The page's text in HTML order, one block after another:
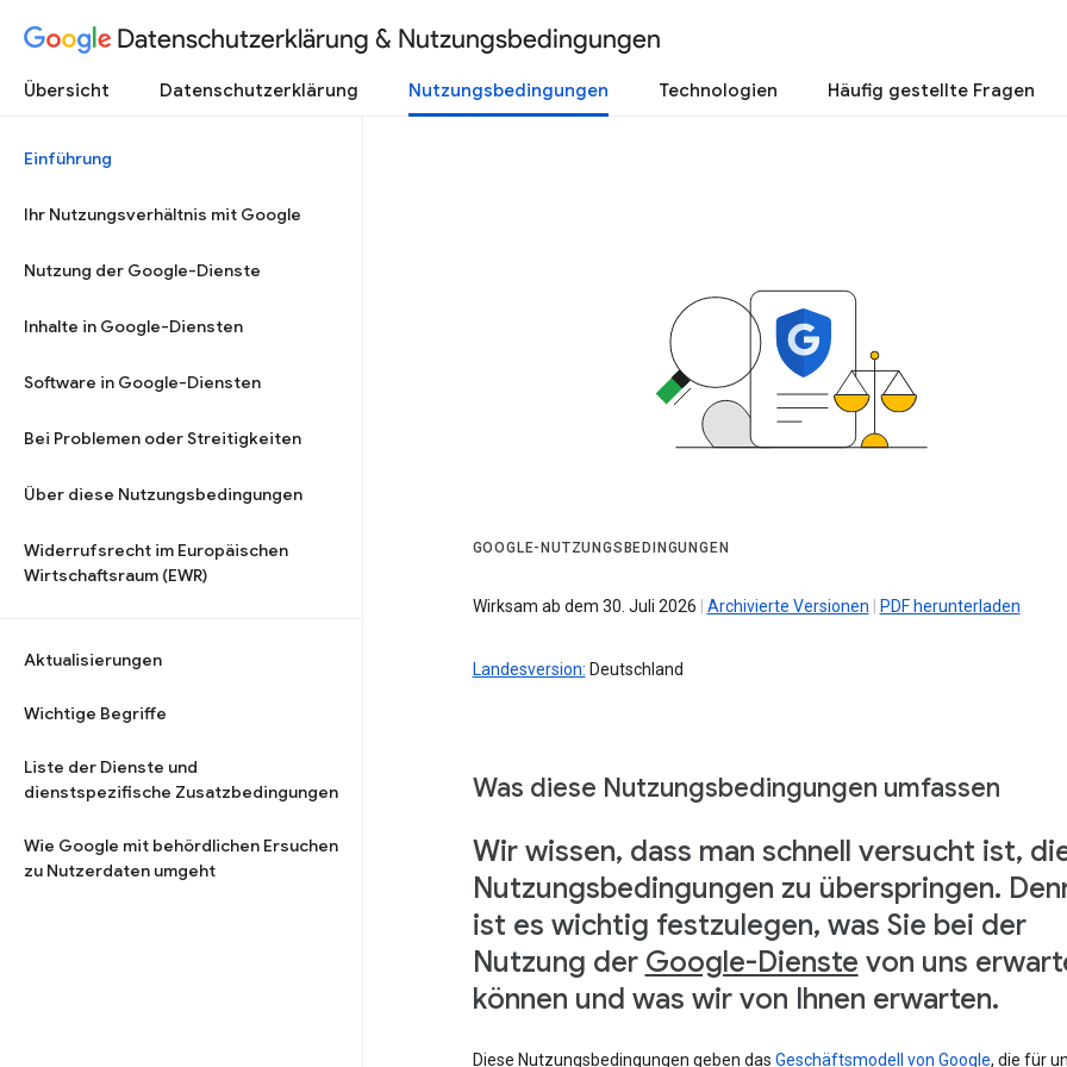
Datenschutzerklärung & Nutzungsbedingungen
Übersicht Datenschutzerklärung Nutzungsbedingungen Technologien Häufig gestellte Fragen
Einführung
Ihr Nutzungsverhältnis mit Google
Nutzung der Google-Dienste
Inhalte in Google-Diensten
Software in Google-Diensten
Bei Problemen oder Streitigkeiten
Über diese Nutzungsbedingungen
Widerrufsrecht im Europäischen
Wirtschaftsraum (EWR)
Aktualisierungen
Wichtige Begriffe
Liste der Dienste und
dienstspezifische Zusatzbedingungen
Wie Google mit behördlichen Ersuchen
zu Nutzerdaten umgeht
GOOGLE-NUTZUNGSBEDINGUNGEN
Wirksam ab dem 30. Juli 2026 Archivierte Versionen PDF herunterladen
Landesversion: Deutschland
Was diese Nutzungsbedingungen umfassen
Wir wissen, dass man schnell versucht ist,
Nutzungsbedingungen zu überspringen.
ist es wichtig festzulegen, was Sie bei der
Nutzung der Google-Dienste von uns
können und was wir von Ihnen erwarten.
Diese Nutzungsbedingungen geben das Geschäftsmodell von Google, die für